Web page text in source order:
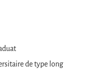
de type long